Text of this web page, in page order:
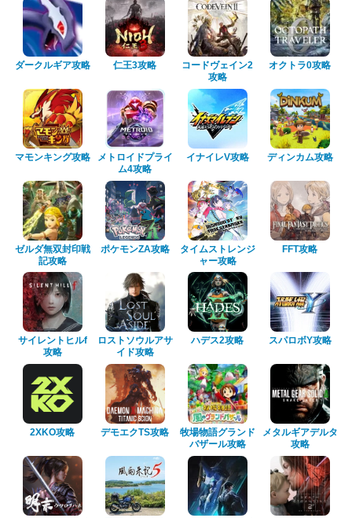
ダークルギア攻略 仁王3攻略
コードヴェイン2
攻略
オクトラ0攻略
マモンキング攻略
メトロイドプライ
ム4攻略
イナイレV攻略 ディンカム攻略
ゼルダ無双封印戦
記攻略
ポケモンZA攻略
タイムストレンジ
ャー攻略
FFT攻略
サイレントヒルf
攻略
ロストソウルアサ
イド攻略
ハデス2攻略 スパロボY攻略
2XKO攻略 デモエクTS攻略
牧場物語グランド
バザール攻略
メタルギアデルタ
攻略